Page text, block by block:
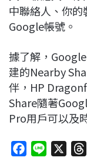
中聯絡人、你
Google帳號。
據了解，
建的Nearby
伴，HP
Share隨著
Pro用戶可以及